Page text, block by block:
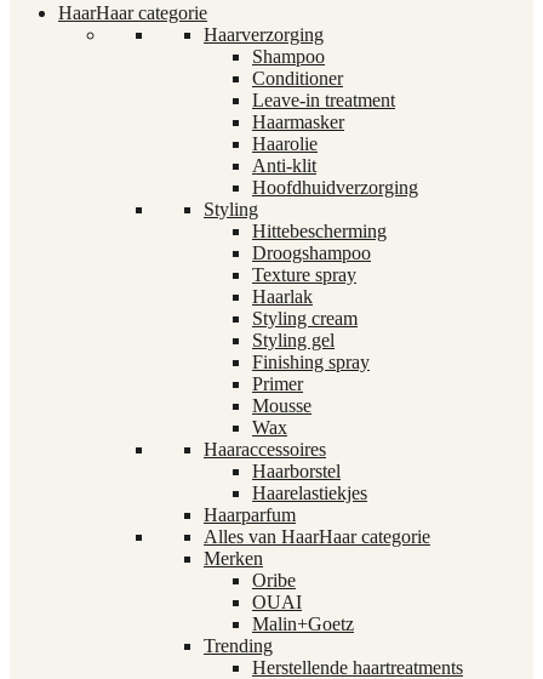
HaarHaar categorie
Haarverzorging
Shampoo
Conditioner
Leave-in treatment
Haarmasker
Haarolie
Anti-klit
Hoofdhuidverzorging
Styling
Hittebescherming
Droogshampoo
Texture spray
Haarlak
Styling cream
Styling gel
Finishing spray
Primer
Mousse
Wax
Haaraccessoires
Haarborstel
Haarelastiekjes
Haarparfum
Alles van HaarHaar categorie
Merken
Oribe
OUAI
Malin+Goetz
Trending
Herstellende haartreatments